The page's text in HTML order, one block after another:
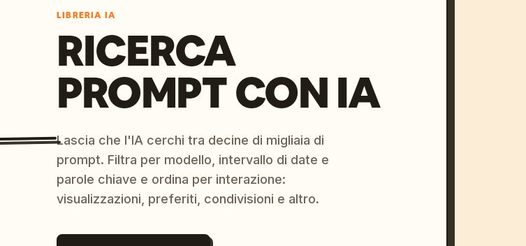
LIBRERIA IA
RICERCA
PROMPT CON IA
Lascia che l'IA cerchi tra decine di migliaia di
prompt. Filtra per modello, intervallo di date e
parole chiave e ordina per interazione:
visualizzazioni, preferiti, condivisioni e altro.